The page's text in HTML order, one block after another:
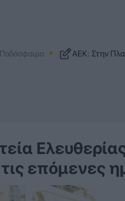
Ποδόσφαιρο ΑΕΚ: Στην
επόμενες